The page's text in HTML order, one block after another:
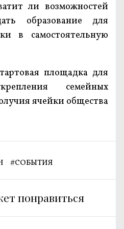
ли возможностей
образование для
в самостоятельную
площадка для
семейных
ячейки общества
#СОБЫТИЯ
понравиться